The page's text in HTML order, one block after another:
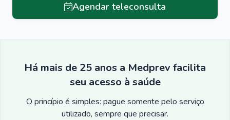
Agendar teleconsulta
Há mais de 25 anos a Medprev facilita
seu acesso à saúde
O princípio é simples: pague somente pelo serviço
utilizado, sempre que precisar.